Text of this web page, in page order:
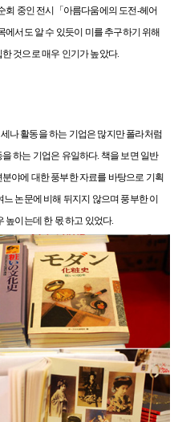
회 중인 전시「아름다움에의 도전-헤어
에서도 알 수 있듯이 미를 추구하기 위해
것으로 매우 인기가 높았다.
나 활동을 하는 기업은 많지만 폴라처럼
하는 기업은 유일하다. 책을 보면 일반
야에 대한 풍부한 자료를 바탕으로 기획
논문에 비해 뒤지지 않으며 풍부한 이
높이는데 한 몫 하고 있었다.